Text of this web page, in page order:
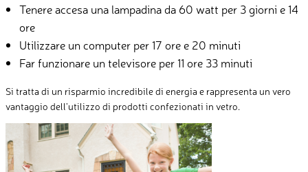
Tenere accesa una lampadina da 60 watt per 3 giorni e 14
ore
Utilizzare un computer per 17 ore e 20 minuti
Far funzionare un televisore per 11 ore 33 minuti
Si tratta di un risparmio incredibile di energia e rappresenta un vero
vantaggio dell’utilizzo di prodotti confezionati in vetro.